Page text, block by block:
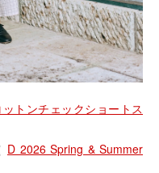
ットンチェックショートス
：伊里 （ D 2026 Spring & Summer